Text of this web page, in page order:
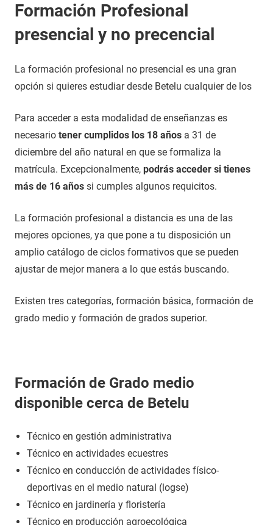
Formación Profesional
presencial y no precencial
La formación profesional no presencial es una gran
opción si quieres estudiar desde Betelu cualquier de los
Para acceder a esta modalidad de enseñanzas es
necesario tener cumplidos los 18 años a 31 de
diciembre del año natural en que se formaliza la
matrícula. Excepcionalmente, podrás acceder si tienes
más de 16 años si cumples algunos requicitos.
La formación profesional a distancia es una de las
mejores opciones, ya que pone a tu disposición un
amplio catálogo de ciclos formativos que se pueden
ajustar de mejor manera a lo que estás buscando.
Existen tres categorías, formación básica, formación de
grado medio y formación de grados superior.
Formación de Grado medio
disponible cerca de Betelu
Técnico en gestión administrativa
Técnico en actividades ecuestres
Técnico en conducción de actividades físico-
deportivas en el medio natural (logse)
Técnico en jardinería y floristería
Técnico en producción agroecológica